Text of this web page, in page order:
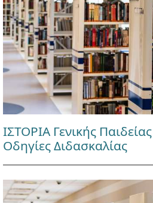
ΙΣΤΟΡΙΑ Γενικής
Οδηγίες Διδασκαλίας